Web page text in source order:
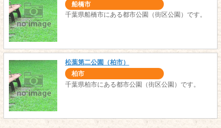
船橋市
千葉県船橋市にある都市公園（街区公園）です。
松葉第二公園（柏市）
柏市
千葉県柏市にある都市公園（街区公園）です。